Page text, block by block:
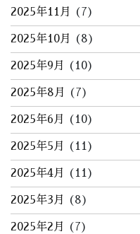
2025年11月 (7)
2025年10月 (8)
2025年9月 (10)
2025年8月 (7)
2025年6月 (10)
2025年5月 (11)
2025年4月 (11)
2025年3月 (8)
2025年2月 (7)